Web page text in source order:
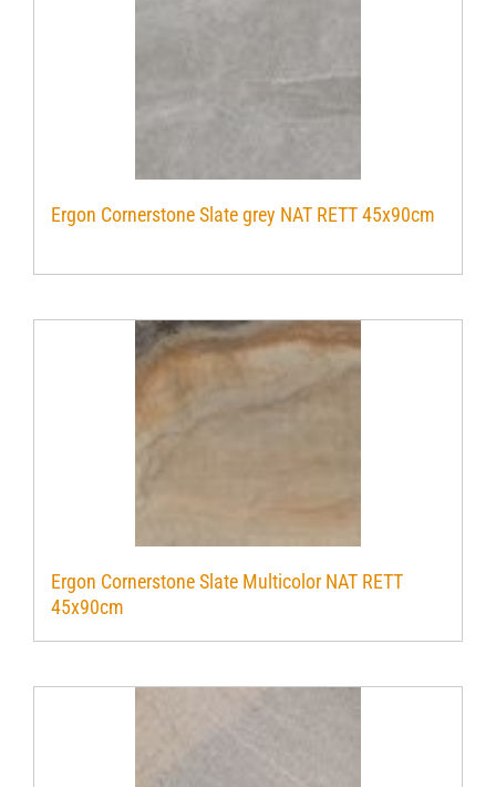
Ergon Cornerstone Slate grey NAT RETT 45x90cm
Ergon Cornerstone Slate Multicolor NAT RETT
45x90cm